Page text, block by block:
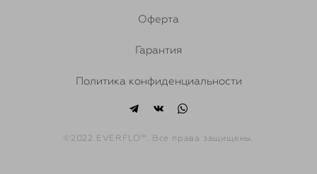
Оферта
Гарантия
Политика конфиденциальности
©2022 EVERFLO™. Все права защищены.